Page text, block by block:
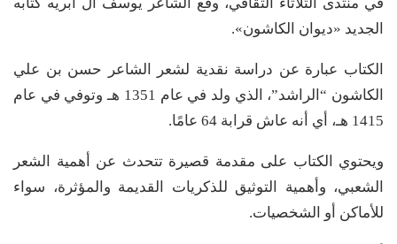
الجديد «ديوان الكاشون».
الكتاب عبارة عن دراسة نقدية لشعر الشاعر حسن بن علي
الكاشون “الراشد”، الذي ولد في عام 1351 هـ وتوفي في عام
1415 هـ، أي أنه عاش قرابة 64 عامًا.
ويحتوي الكتاب على مقدمة قصيرة تتحدث عن أهمية الشعر
الشعبي، وأهمية التوثيق للذكريات القديمة والمؤثرة، سواء
للأماكن أو الشخصيات.